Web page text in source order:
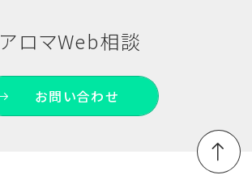
アロマWeb相談
お問い合わせ